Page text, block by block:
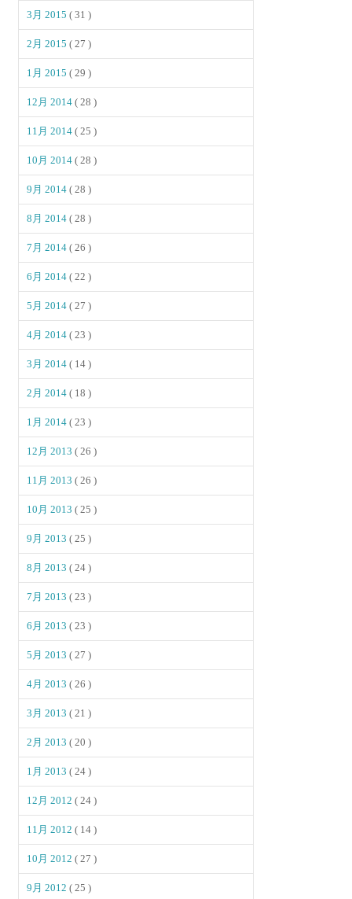
3月 2015( 31 )
2月 2015( 27 )
1月 2015( 29 )
12月 2014( 28 )
11月 2014( 25 )
10月 2014( 28 )
9月 2014( 28 )
8月 2014( 28 )
7月 2014( 26 )
6月 2014( 22 )
5月 2014( 27 )
4月 2014( 23 )
3月 2014( 14 )
2月 2014( 18 )
1月 2014( 23 )
12月 2013( 26 )
11月 2013( 26 )
10月 2013( 25 )
9月 2013( 25 )
8月 2013( 24 )
7月 2013( 23 )
6月 2013( 23 )
5月 2013( 27 )
4月 2013( 26 )
3月 2013( 21 )
2月 2013( 20 )
1月 2013( 24 )
12月 2012( 24 )
11月 2012( 14 )
10月 2012( 27 )
9月 2012( 25 )